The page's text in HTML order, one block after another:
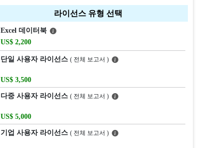
라이선스 유형 선택
Excel 데이터북
US$ 2,200
단일 사용자 라이선스 ( 전체 보고서 )
US$ 3,500
다중 사용자 라이선스 ( 전체 보고서 )
US$ 5,000
기업 사용자 라이선스 ( 전체 보고서 )